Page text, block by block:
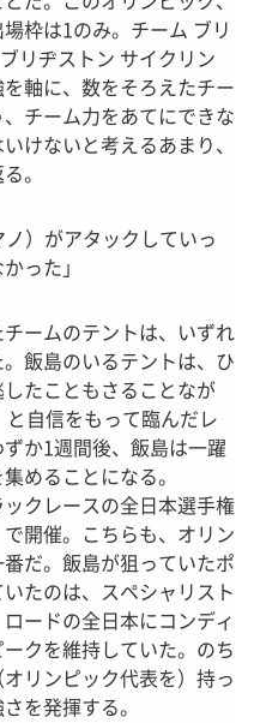
枠は1のみ。チーム ブリ
リヂストン サイクリン
軸に、数をそろえたチー
チーム力をあてにできな
けないと考えるあまり、
。
）がアタックしていっ
った」
ームのテントは、いずれ
飯島のいるテントは、ひ
たこともさることなが
自信をもって臨んだレ
か1週間後、飯島は一躍
めることになる。
クレースの全日本選手権
開催。こちらも、オリン
だ。飯島が狙っていたポ
たのは、スペシャリスト
ードの全日本にコンディ
クを維持していた。のち
リンピック代表を）持っ
を発揮する。